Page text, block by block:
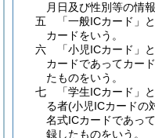
月日及び性別等の情
五
「一般ICカード」
カードをいう。
六
「小児ICカード」
カードであってカー
たものをいう。
七
「学生ICカード」と
る者(小児ICカードの
名式ICカードであっ
録したものをいう。